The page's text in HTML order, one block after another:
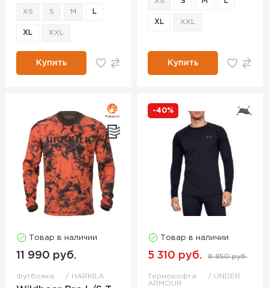
XS S M L
XL XXL
Купить
XL XXL
Купить
Товар в наличии
11 990 руб.
Футболка HARKILA
-40%
Товар в наличии
5 310 руб. 8 850 руб.
Термокофта
UNDER
ARMOUR